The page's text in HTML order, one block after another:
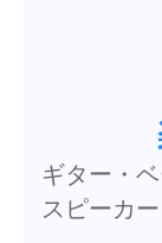
ギター・
スピーカ